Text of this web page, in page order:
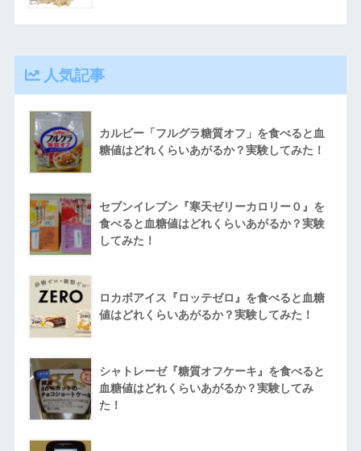
人気記事
カルビー「フルグラ糖質オフ」を食べると血
糖値はどれくらいあがるか？実験してみた！
セブンイレブン『寒天ゼリーカロリー０』を
食べると血糖値はどれくらいあがるか？実験
してみた！
ロカボアイス『ロッテゼロ』を食べると血糖
値はどれくらいあがるか？実験してみた！
シャトレーゼ『糖質オフケーキ』を食べると
血糖値はどれくらいあがるか？実験してみ
た！